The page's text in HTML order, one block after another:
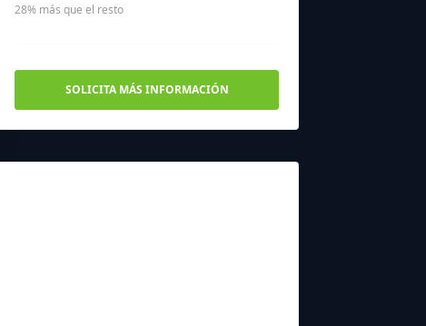
28% más que el resto
SOLICITA MÁS INFORMACIÓN